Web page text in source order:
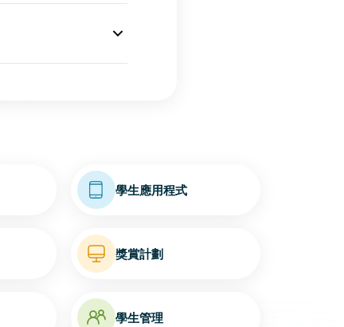
學生應用程式
獎賞計劃
學生管理